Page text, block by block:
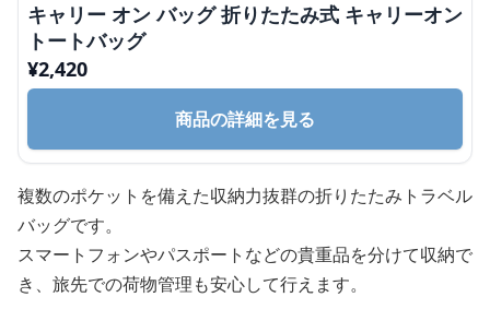
キャリー オン バッグ 折りたたみ式 キャリーオン
トートバッグ
¥2,420
商品の詳細を見る
複数のポケットを備えた収納力抜群の折りたたみトラベル
バッグです。
スマートフォンやパスポートなどの貴重品を分けて収納で
き、旅先での荷物管理も安心して行えます。